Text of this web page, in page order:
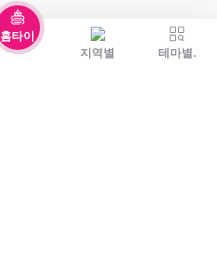
홈타이
지역별
테마별.